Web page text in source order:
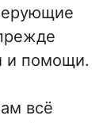
и помощи.
всё